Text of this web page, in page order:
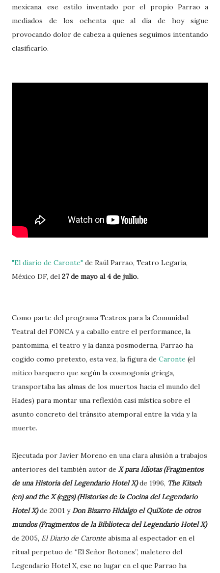
mexicana, ese estilo inventado por el propio Parrao a
mediados de los ochenta que al día de hoy sigue
provocando dolor de cabeza a quienes seguimos intentando
clasificarlo.
"El diario de Caronte" de Raúl Parrao, Teatro Legaria,
México DF, del 27 de mayo al 4 de julio.
Como parte del programa Teatros para la Comunidad
Teatral del FONCA y a caballo entre el performance, la
pantomima, el teatro y la danza posmoderna, Parrao ha
cogido como pretexto, esta vez, la figura de Caronte (el
mítico barquero que según la cosmogonía griega,
transportaba las almas de los muertos hacia el mundo del
Hades) para montar una reflexión casi mística sobre el
asunto concreto del tránsito atemporal entre la vida y la
muerte.
Ejecutada por Javier Moreno en una clara alusión a trabajos
anteriores del también autor de X para Idiotas (Fragmentos
de una Historia del Legendario Hotel X) de 1996, The Kitsch
(en) and the X (eggs) (Historias de la Cocina del Legendario
Hotel X) de 2001 yDon Bizarro Hidalgo el QuiXote de otros
mundos (Fragmentos de la Biblioteca del Legendario Hotel X)
de 2005, El Diario de Caronte abisma al espectador en el
ritual perpetuo de “El Señor Botones”, maletero del
Legendario Hotel X, ese no lugar en el que Parrao ha